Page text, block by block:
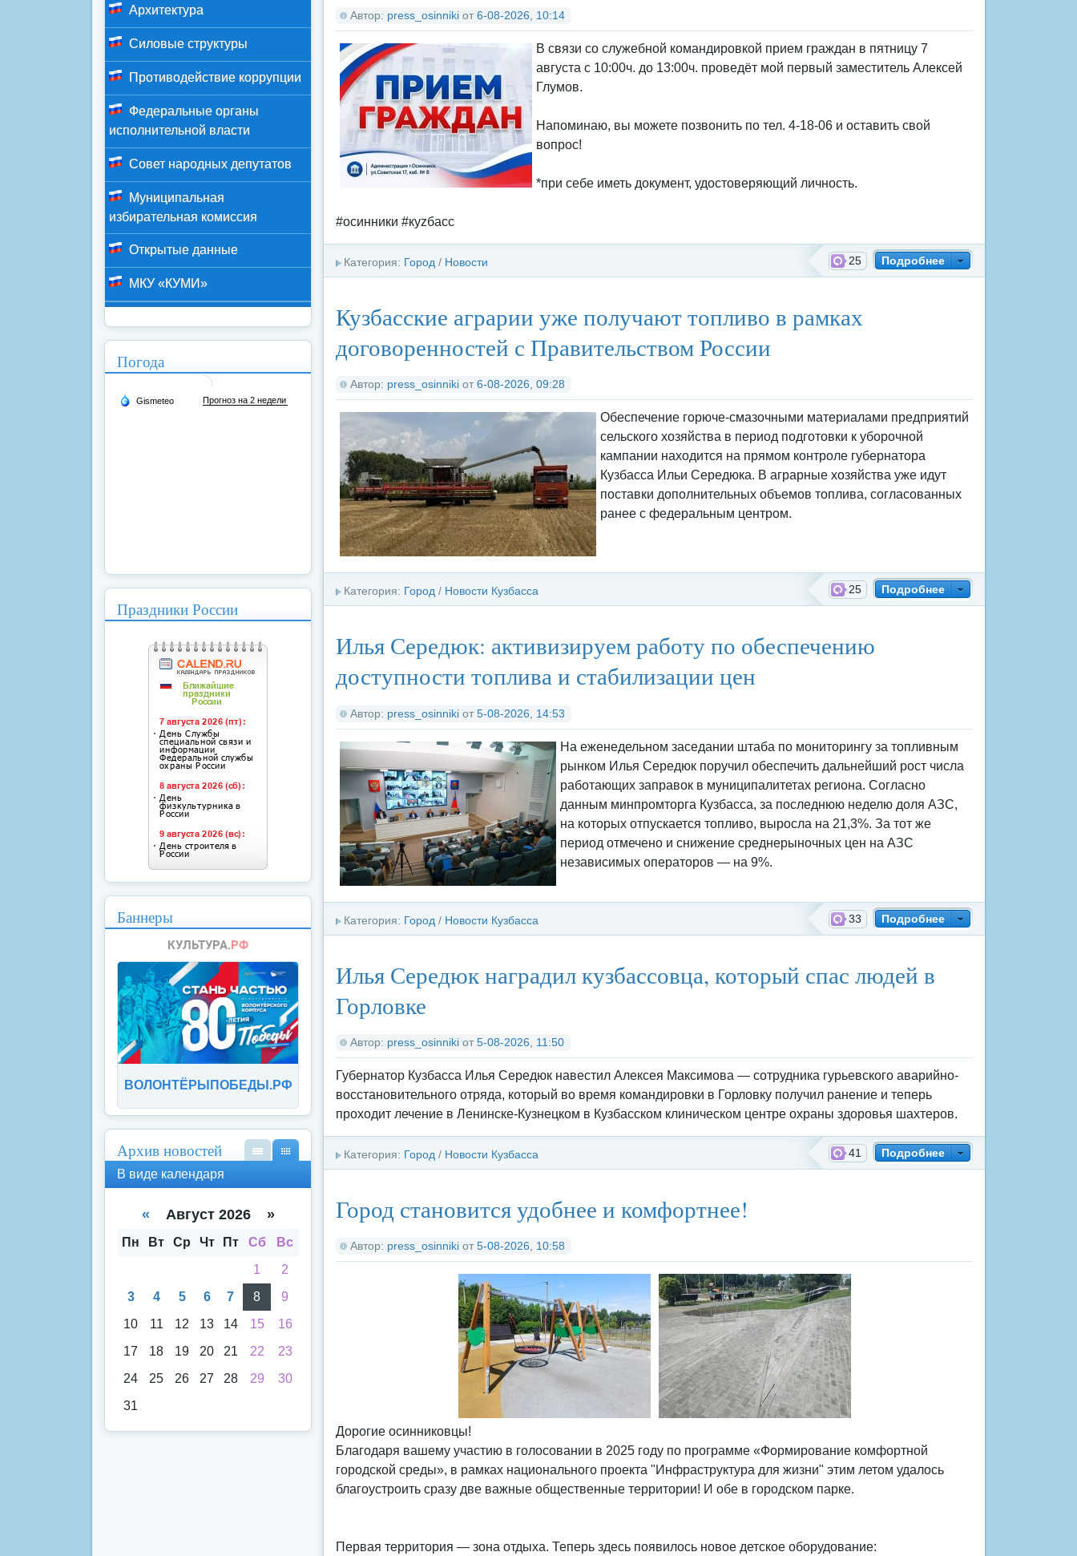
Автор: press_osinniki от 6-08-2026, 10:14
В связи со служебной командировкой прием граждан в пятницу 7
августа с 10:00ч. до 13:00ч. проведёт мой первый заместитель Алексей
Глумов.
Напоминаю, вы можете позвонить по тел. 4-18-06 и оставить свой
вопрос!
*при себе иметь документ, удостоверяющий личность.
#осинники #куzбасс
Подробнее
25
Категория: Город / Новости
Кузбасские аграрии уже получают топливо в рамках
договоренностей с Правительством России
Автор: press_osinniki от 6-08-2026, 09:28
Обеспечение горюче-смазочными материалами предприятий
сельского хозяйства в период подготовки к уборочной
кампании находится на прямом контроле губернатора
Кузбасса Ильи Середюка. В аграрные хозяйства уже идут
поставки дополнительных объемов топлива, согласованных
ранее с федеральным центром.
Подробнее
25
Категория: Город / Новости Кузбасса
Илья Середюк: активизируем работу по обеспечению
доступности топлива и стабилизации цен
Автор: press_osinniki от 5-08-2026, 14:53
На еженедельном заседании штаба по мониторингу за топливным
рынком Илья Середюк поручил обеспечить дальнейший рост числа
работающих заправок в муниципалитетах региона. Согласно
данным минпромторга Кузбасса, за последнюю неделю доля АЗС,
на которых отпускается топливо, выросла на 21,3%. За тот же
период отмечено и снижение среднерыночных цен на АЗС
независимых операторов — на 9%.
Подробнее
33
Категория: Город / Новости Кузбасса
Илья Середюк наградил кузбассовца, который спас людей в
Горловке
Автор: press_osinniki от 5-08-2026, 11:50
Губернатор Кузбасса Илья Середюк навестил Алексея Максимова — сотрудника гурьевского аварийно-
восстановительного отряда, который во время командировки в Горловку получил ранение и теперь
проходит лечение в Ленинске-Кузнецком в Кузбасском клиническом центре охраны здоровья шахтеров.
Подробнее
41
Категория: Город / Новости Кузбасса
Город становится удобнее и комфортнее!
Автор: press_osinniki от 5-08-2026, 10:58
Дорогие осинниковцы!
Благодаря вашему участию в голосовании в 2025 году по программе «Формирование комфортной
городской среды», в рамках национального проекта "Инфраструктура для жизни" этим летом удалось
благоустроить сразу две важные общественные территории! И обе в городском парке.
Первая территория — зона отдыха. Теперь здесь появилось новое детское оборудование:
Архитектура
Силовые структуры
Противодействие коррупции
Федеральные органы
исполнительной власти
Совет народных депутатов
Муниципальная
избирательная комиссия
Открытые данные
МКУ «КУМИ»
Погода
Праздники России
Баннеры
ВОЛОНТЁРЫПОБЕДЫ.РФ
Архив новостей
кал
аря
спи
В виде календаря
« Август 2026 »
Пн Вт Ср Чт Пт Сб
Вс
1
2
3
4 5 6 7 8
9
10
11 12 13 14 15
16
17
18 19 20 21 22
23
24
25 26 27 28 29
30
31